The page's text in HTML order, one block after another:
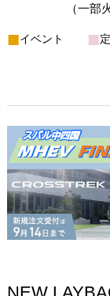
（一部火曜
■イベント ■